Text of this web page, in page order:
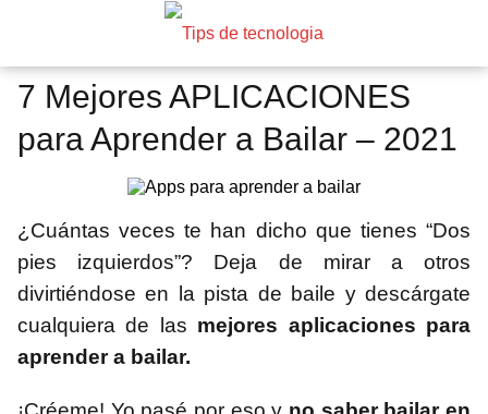
7 Mejores APLICACIONES
para Aprender a Bailar – 2021
¿Cuántas veces te han dicho que tienes “Dos
pies izquierdos”? Deja de mirar a otros
divirtiéndose en la pista de baile y descárgate
cualquiera de las mejores aplicaciones para
aprender a bailar.